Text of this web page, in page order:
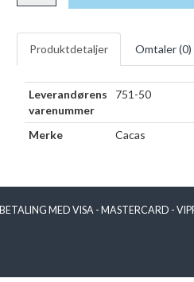
Produktdetaljer Omtaler (0)
Leverandørens
varenummer
751-50
Merke Cacas
BETALING MED VISA - MASTERCARD -